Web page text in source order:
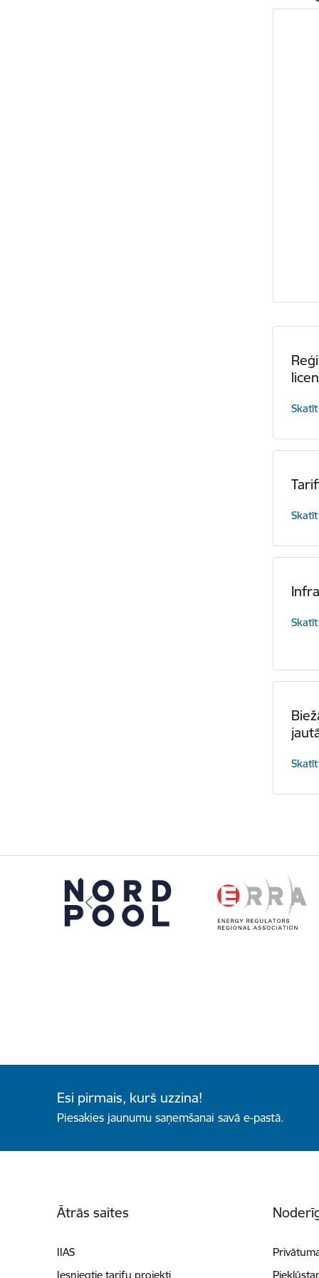
Esi pirmais, kurš uzzina!
Piesakies jaunumu saņemšanai savā e-pastā.
Ātrās saites
IIAS
Iesniegtie tarifu projekti